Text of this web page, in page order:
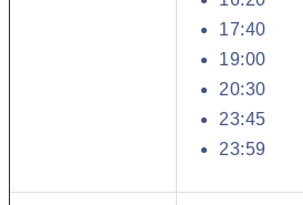
17:40
19:00
20:30
23:45
23:59